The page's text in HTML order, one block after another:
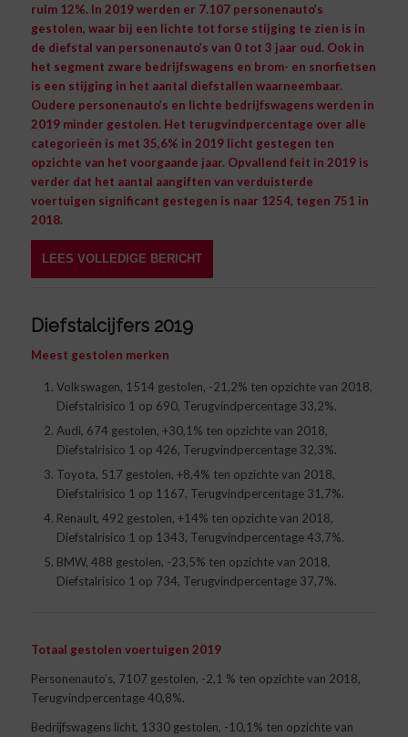
ruim 12%. In 2019 werden er 7.107 personenauto’s
gestolen, waar bij een lichte tot forse stijging te zien is in
de diefstal van personenauto’s van 0 tot 3 jaar oud. Ook in
het segment zware bedrijfswagens en brom- en snorfietsen
is een stijging in het aantal diefstallen waarneembaar.
Oudere personenauto’s en lichte bedrijfswagens werden in
2019 minder gestolen. Het terugvindpercentage over alle
categorieën is met 35,6% in 2019 licht gestegen ten
opzichte van het voorgaande jaar. Opvallend feit in 2019 is
verder dat het aantal aangiften van verduisterde
voertuigen significant gestegen is naar 1254, tegen 751 in
2018.
LEES VOLLEDIGE BERICHT
Diefstalcijfers 2019
Meest gestolen merken
Volkswagen, 1514 gestolen, -21,2% ten opzichte van 2018,
Diefstalrisico 1 op 690, Terugvindpercentage 33,2%.
Audi, 674 gestolen, +30,1% ten opzichte van 2018,
Diefstalrisico 1 op 426, Terugvindpercentage 32,3%.
Toyota, 517 gestolen, +8,4% ten opzichte van 2018,
Diefstalrisico 1 op 1167, Terugvindpercentage 31,7%.
Renault, 492 gestolen, +14% ten opzichte van 2018,
Diefstalrisico 1 op 1343, Terugvindpercentage 43,7%.
BMW, 488 gestolen, -23,5% ten opzichte van 2018,
Diefstalrisico 1 op 734, Terugvindpercentage 37,7%.
Totaal gestolen voertuigen 2019
Personenauto’s, 7107 gestolen, -2,1 % ten opzichte van 2018,
Terugvindpercentage 40,8%.
Bedrijfswagens licht, 1330 gestolen, -10,1% ten opzichte van